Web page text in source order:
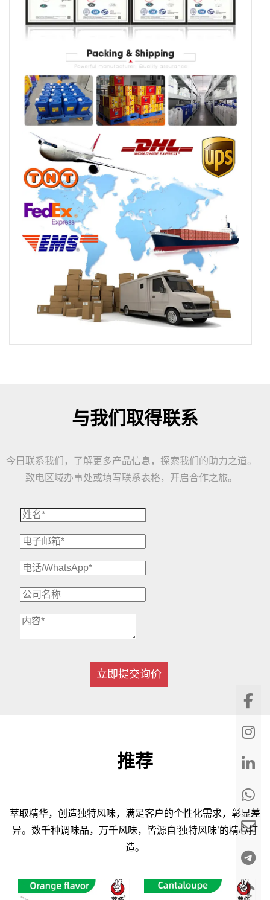
与我们取得联系
今日联系我们，了解更多产品信息，探索我们的助力之道。
致电区域办事处或填写联系表格，开启合作之旅。
立即提交询价
推荐
萃取精华，创造独特风味，满足客户的个性化需求，彰显差
异。数千种调味品，万千风味，皆源自‘独特风味’的精心打
造。